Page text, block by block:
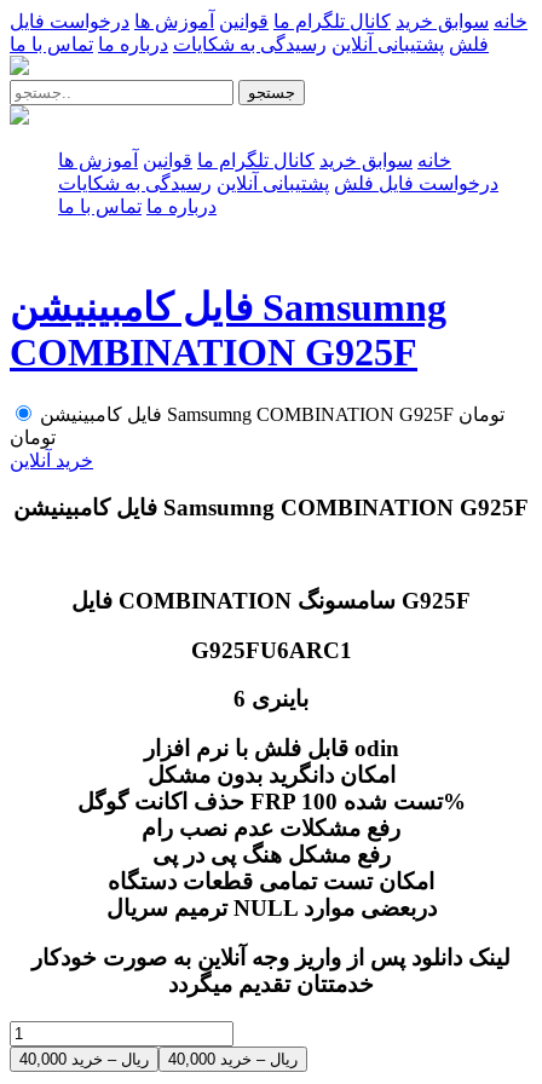
خانه سوابق خرید کانال تلگرام ما قوانین آموزش ها درخواست فایل
فلش پشتیبانی آنلاین رسیدگی به شکایات درباره ما تماس با ما
جستجو
خانه سوابق خرید کانال تلگرام ما قوانین آموزش ها
درخواست فایل فلش پشتیبانی آنلاین رسیدگی به شکایات
درباره ما تماس با ما
فایل کامبینیشن Samsumng
COMBINATION G925F
فایل کامبینیشن Samsumng COMBINATION G925F تومان
تومان
خرید آنلاین
فایل کامبینیشن Samsumng COMBINATION G925F
فایل COMBINATION سامسونگ G925F
G925FU6ARC1
باینری 6
قابل فلش با نرم افزار odin
امکان دانگرید بدون مشکل
حذف اکانت گوگل FRP تست شده 100%
رفع مشکلات عدم نصب رام
رفع مشکل هنگ پی در پی
امکان تست تمامی قطعات دستگاه
ترمیم سریال NULL دربعضی موارد
لینک دانلود پس از واریز وجه آنلاین به صورت خودکار
خدمتتان تقدیم میگردد
40,000 ریال – خرید